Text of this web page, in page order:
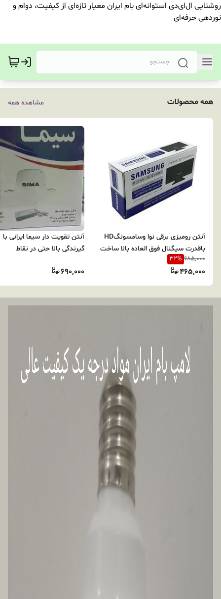
روشنایی ال‌ای‌دی استوانه‌ای بام ایران معیار تازه‌ای از کیفیت، دوام و
نوردهی حرفه‌ای
همه محصولات مشاهده همه
آنتن رومیزی برقی نوا وسامسونگHD
باقدرت سیگنال فوق العاده بالا ساخت
عمده /جهت سفارش تکی تماس
بگیرید
685,000
32%
465,000
آنتن تقویت دار سیما ایرانی با
گیرندگی بالا حتی در نقاط
فوری
690,000